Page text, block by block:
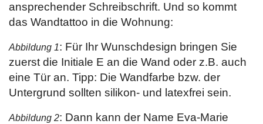
ansprechender Schreibschrift. Und so kommt
das Wandtattoo in die Wohnung:
Abbildung 1: Für Ihr Wunschdesign bringen Sie
zuerst die Initiale E an die Wand oder z.B. auch
eine Tür an. Tipp: Die Wandfarbe bzw. der
Untergrund sollten silikon- und latexfrei sein.
Abbildung 2: Dann kann der Name Eva-Marie